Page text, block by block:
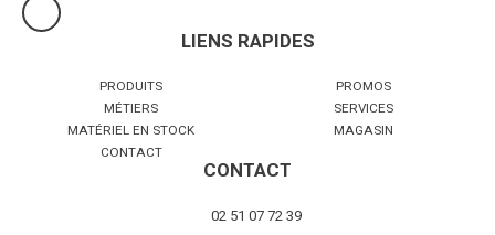
LIENS RAPIDES
PRODUITS
PROMOS
MÉTIERS
SERVICES
MATÉRIEL EN STOCK
MAGASIN
CONTACT
CONTACT
02 51 07 72 39